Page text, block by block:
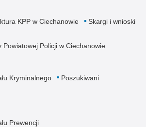
KPP w Ciechanowie
Skargi i wnioski
Powiatowej Policji w Ciechanowie
Kryminalnego
Poszukiwani
Prewencji